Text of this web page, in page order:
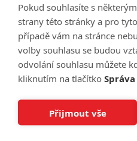
Pokud souhlasíte s
strany této stránky a pro
případě vám na stránce
volby souhlasu se budou
odvolání souhlasu můžete
kliknutím na tlačítko
Přijmout vše